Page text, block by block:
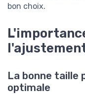
bon choix.
La bonne taille
optimale